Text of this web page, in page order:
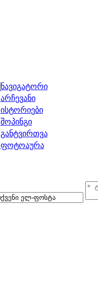
ნავიგატორი
არჩევანი
ისტორიები
შოპინგი
განტვირთვა
ფოტოაურა